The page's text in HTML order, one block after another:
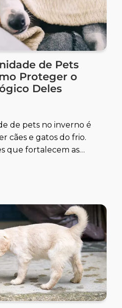
de Pets
Proteger o
Deles
de pets no inverno é
cães e gatos do frio.
que fortalecem as